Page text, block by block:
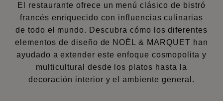
El restaurante ofrece un menú clásico de bistró
francés enriquecido con influencias culinarias
de todo el mundo. Descubra cómo los diferentes
elementos de diseño de NOËL & MARQUET han
ayudado a extender este enfoque cosmopolita y
multicultural desde los platos hasta la
decoración interior y el ambiente general.